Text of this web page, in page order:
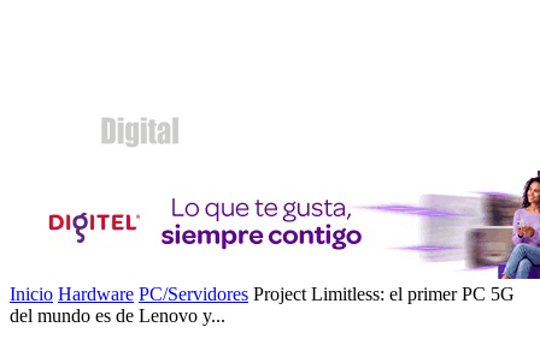
Inicio Hardware PC/Servidores Project Limitless: el primer PC 5G
del mundo es de Lenovo y...